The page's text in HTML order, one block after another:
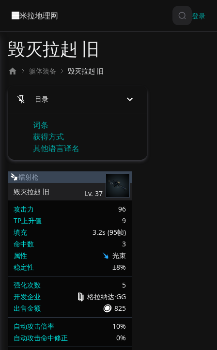
米拉地理网 登录
毁灭拉赳 旧
躯体装备 毁灭拉赳 旧
目录
词条
获得方式
其他语言译名
镭射枪
毁灭拉赳 旧
Lv. 37
攻击力
96
TP上升值
9
填充
3.2s (95帧)
命中数
3
属性
光束
稳定性
±8%
强化次数
5
开发企业
格拉纳达·GG
出售金额
825
自动攻击倍率
10%
自动攻击命中修正
0%